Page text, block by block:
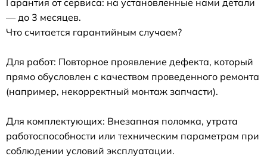
— до 3 месяцев.
Что считается гарантийным случаем?
Для работ: Повторное проявление дефекта, который
прямо обусловлен с качеством проведенного ремонта
(например, некорректный монтаж запчасти).
Для комплектующих: Внезапная поломка, утрата
работоспособности или техническим параметрам при
соблюдении условий эксплуатации.